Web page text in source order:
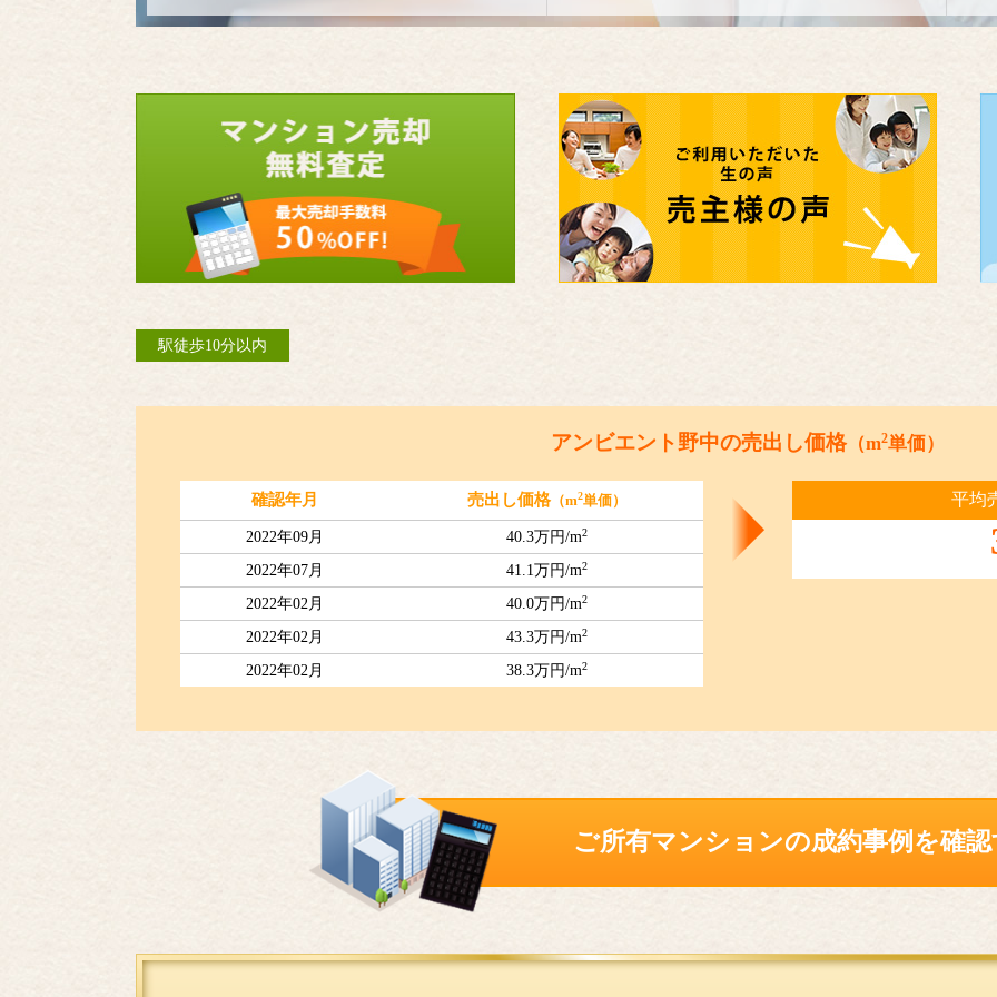
駅徒歩10分以内
アンビエント野中の売出し価格（m2単価）
確認年月 売出し価格（m2単価）
2022年09月 40.3万円/m2
2022年07月 41.1万円/m2
2022年02月 40.0万円/m2
2022年02月 43.3万円/m2
2022年02月 38.3万円/m2
平均
ご所有マンションの成約事例を確